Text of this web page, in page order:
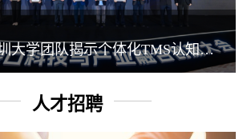
文献速递｜深圳大学团队揭示个体化TMS认知增强背后的神经机制
人才招聘